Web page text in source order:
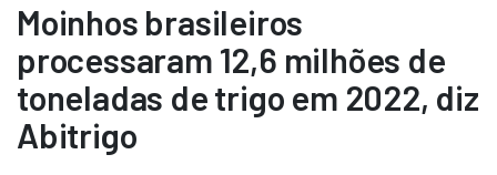
Moinhos brasileiros
processaram 12,6 milhões de
toneladas de trigo em 2022, diz
Abitrigo